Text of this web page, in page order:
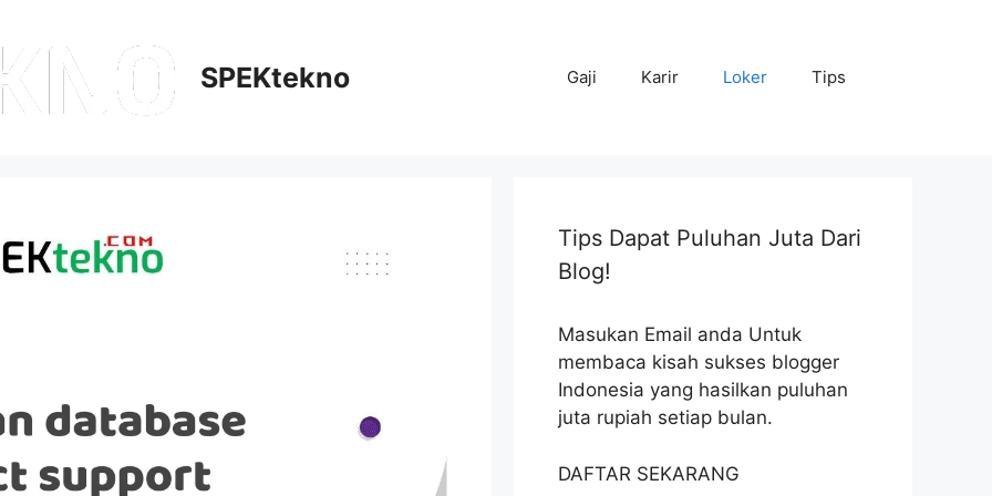
SPEKtekno Gaji Karir Loker Tips
Tips Dapat Puluhan Juta Dari
Blog!
Masukan Email anda Untuk
membaca kisah sukses blogger
Indonesia yang hasilkan puluhan
juta rupiah setiap bulan.
DAFTAR SEKARANG